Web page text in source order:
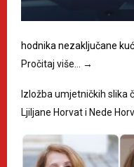
hodnika nezaključane
Pročitaj više…
→
Izložba umjetničkih slika
Ljiljane Horvat i Nede